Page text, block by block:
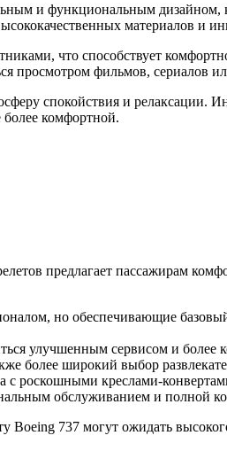
и функциональным
материалов и
что способствует
просмотром фильмов, сериалов
спокойствия и релаксации.
более комфортной.
предлагает пассажирам
но обеспечивающие
улучшенным сервисом и
более широкий выбор
с роскошными креслами-
обслуживанием и полной
737 могут ожидать